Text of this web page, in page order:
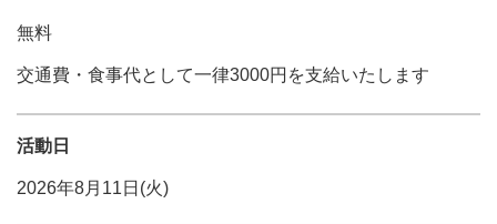
無料
交通費・食事代として一律3000円を支給いたします
活動日
2026年8月11日(火)